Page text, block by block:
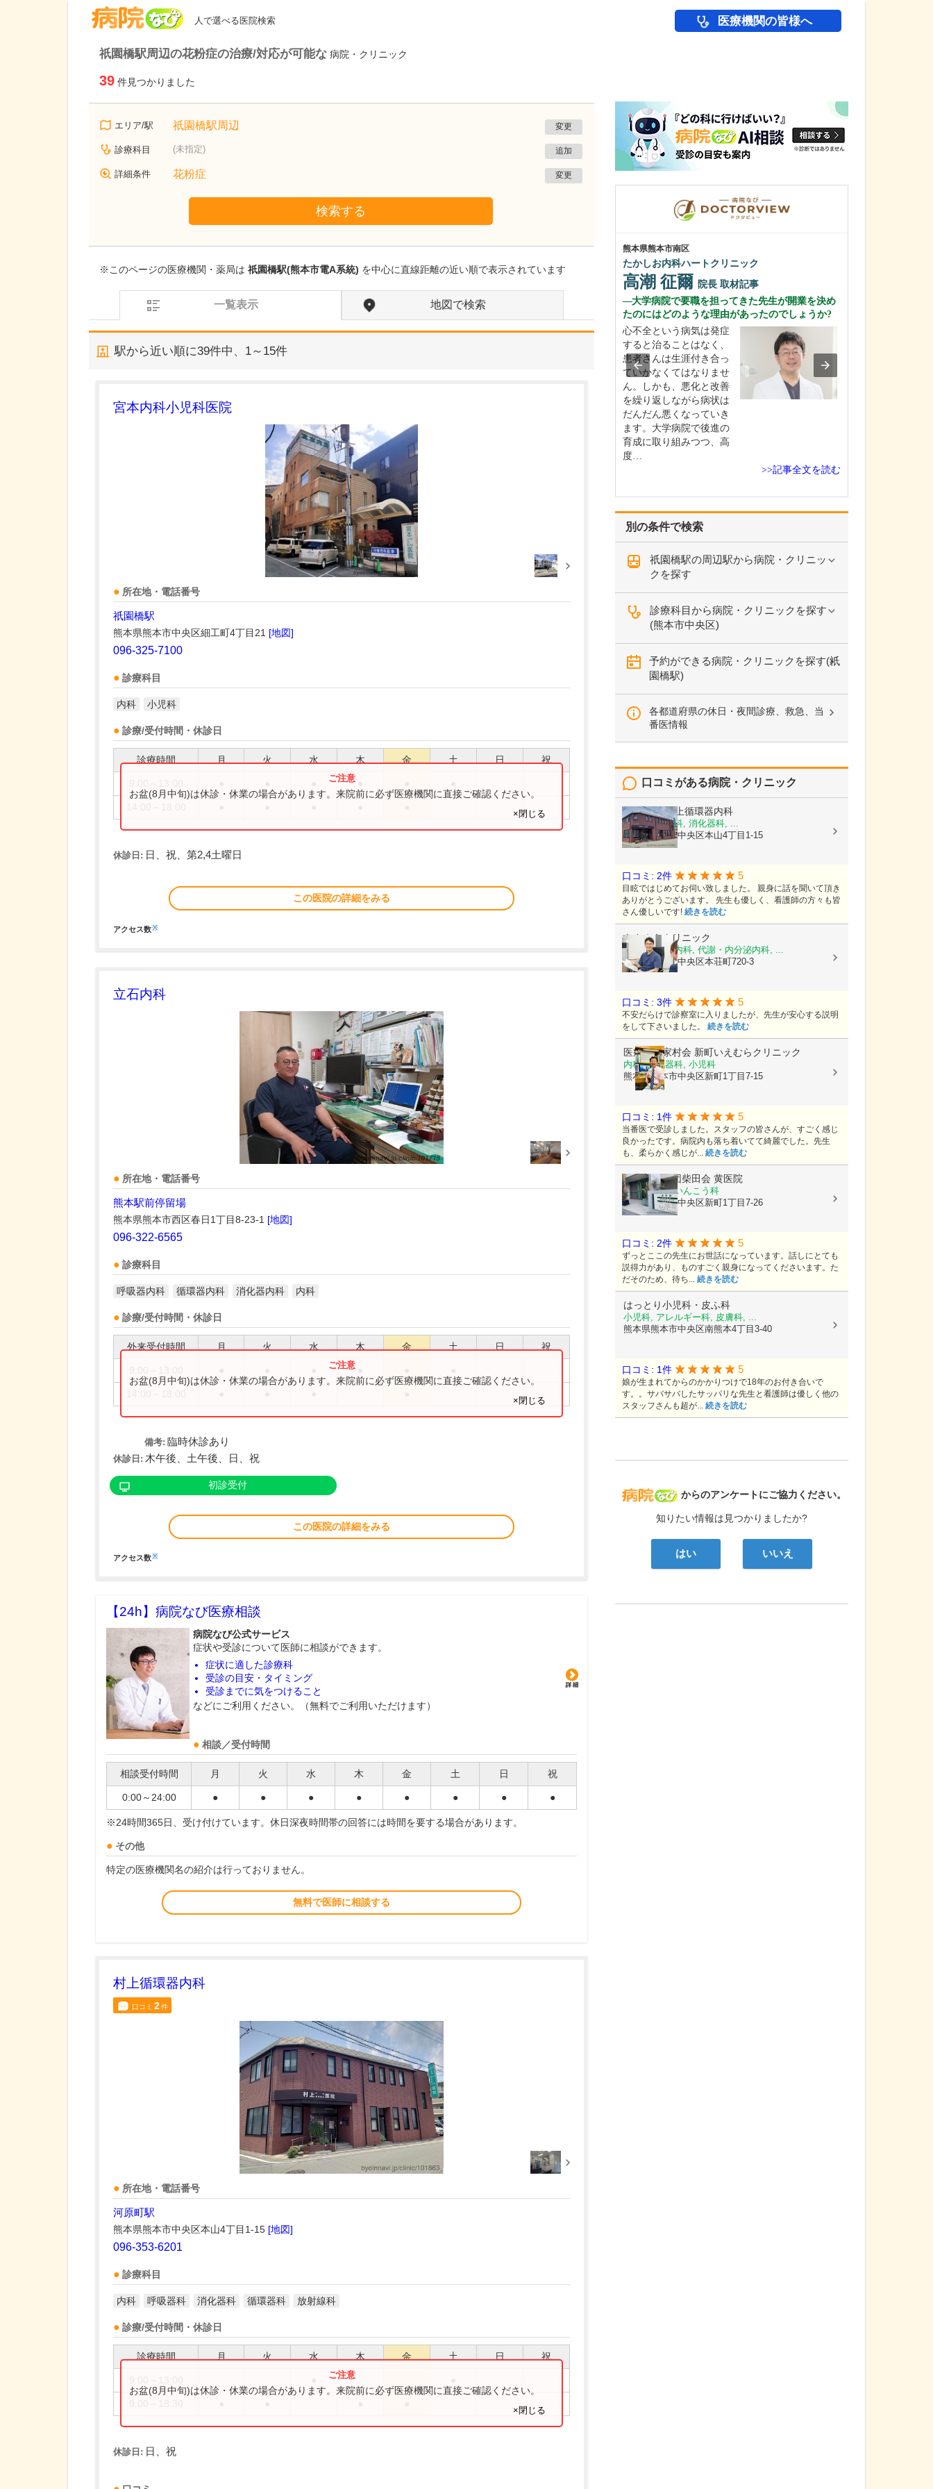
人で選べる医院検索 医療機関の皆様へ
祇園橋駅周辺の花粉症の治療/対応が可能な 病院・クリニック
39 件見つかりました
エリア/駅 祇園橋駅周辺 変更
診療科目 (未指定) 追加
詳細条件 花粉症 変更
検索する
※このページの医療機関・薬局は 祇園橋駅(熊本市電A系統) を中心に直線距離の近い順で表示されています
一覧表示 地図で検索
駅から近い順に39件中、 1～15件
宮本内科小児科医院
所在地・電話番号
祇園橋駅
熊本県熊本市中央区細工町4丁目21 [地図]
096-325-7100
診療科目
内科 小児科
診療/受付時間・休診日
診療時間 月 火 水 木 金 土 日 祝
お盆(8月中旬)は休診・休業の場合があります。来院前に必ず医療機関に直接ご確認ください。
×閉じる
休診日: 日、祝、第2,4土曜日
この医院の詳細をみる
アクセス数※
立石内科
所在地・電話番号
熊本駅前停留場
熊本県熊本市西区春日1丁目8-23-1 [地図]
096-322-6565
診療科目
呼吸器内科 循環器内科 消化器内科 内科
診療/受付時間・休診日
外来受付時間 月 火 水 木 金 土 日 祝
お盆(8月中旬)は休診・休業の場合があります。来院前に必ず医療機関に直接ご確認ください。
×閉じる
備考: 臨時休診あり
休診日: 木午後、土午後、日、祝
初診受付
この医院の詳細をみる
アクセス数※
【24h】 病院なび医療相談
病院なび公式サービス
症状や受診について医師に相談ができます。
症状に適した診療科
受診の目安・タイミング
受診までに気をつけること
などにご利用ください。（無料でご利用いただけます）
相談／受付時間
相談受付時間 月 火 水 木 金 土 日 祝
0:00～24:00 ● ● ● ● ● ● ● ●
※24時間365日、受け付けています。休日深夜時間帯の回答には時間を要する場合があります。
その他
特定の医療機関名の紹介は行っておりません。
無料で医師に相談する
村上循環器内科
口コミ 2件
所在地・電話番号
河原町駅
熊本県熊本市中央区本山4丁目1-15 [地図]
096-353-6201
診療科目
内科 呼吸器科 消化器科 循環器科 放射線科
診療/受付時間・休診日
診療時間 月 火 水 木 金 土 日 祝
お盆(8月中旬)は休診・休業の場合があります。来院前に必ず医療機関に直接ご確認ください。
×閉じる
休診日: 日、祝
別の条件で検索
祇園橋駅の周辺駅から病院・クリニッ
クを探す
診療科目から病院・クリニックを探す
(熊本市中央区)
予約ができる病院・クリニックを探す(祇
園橋駅)
各都道府県の休日・夜間診療、救急、当
番医情報
病院なび
からのアンケートにご協力ください。
知りたい情報は見つかりましたか?
はい いいえ
口コミがある病院・クリニック
医療法人村上循環器内科
内科, 呼吸器科, 消化器科, ...
熊本県熊本市中央区本山4丁目1-15
口コミ: 2件 5
目眩ではじめてお伺い致しました。 親身に話を聞いて頂き
ありがとうございます。 先生も優しく、看護師の方々も皆
さん優しいです! 続きを読む
きさぬきクリニック
糖尿病内科, 内科, 代謝・内分泌内科, ...
熊本県熊本市中央区本荘町720-3
口コミ: 3件 5
不安だらけで診察室に入りましたが、先生が安心する説明
をして下さいました。 続きを読む
医療法人家村会 新町いえむらクリニック
内科, 消化器科, 小児科
熊本県熊本市中央区新町1丁目7-15
口コミ: 1件 5
当番医で受診しました。スタッフの皆さんが、すごく感じ
良かったです。病院内も落ち着いてて綺麗でした。先生
も、柔らかく感じが... 続きを読む
医療法人社団柴田会 黄医院
皮膚科, 耳鼻いんこう科
熊本県熊本市中央区新町1丁目7-26
口コミ: 2件 5
ずっとここの先生にお世話になっています。話しにとても
説得力があり、ものすごく親身になってくださいます。た
だそのため、待ち... 続きを読む
はっとり小児科・皮ふ科
小児科, アレルギー科, 皮膚科, ...
熊本県熊本市中央区南熊本4丁目3-40
口コミ: 1件 5
娘が生まれてからのかかりつけで18年のお付き合いで
す。。サバサバしたサッパリな先生と看護師は優しく他の
スタッフさんも超が... 続きを読む
熊本県熊本市南区
たかしお内科ハートクリニック
高潮 征爾 院長 取材記事
大学病院で要職を担ってきた先生が開業を決め
たのにはどのような理由があったのでしょうか?
心不全という病気は発症
すると治ることはなく、
患者さんは生涯付き合っ
ていかなくてはなりませ
ん。しかも、悪化と改善
を繰り返しながら病状は
だんだん悪くなっていき
ます。大学病院で後進の
育成に取り組みつつ、高
度…
>>記事全文を読む
栃木県宇都宮市
渡辺歯科医院
先生が日々の診療で心がけていることを教えて
当院では、歯科の領域に
病院を受診した際に「こ
うしてくれたらうれしい
な…